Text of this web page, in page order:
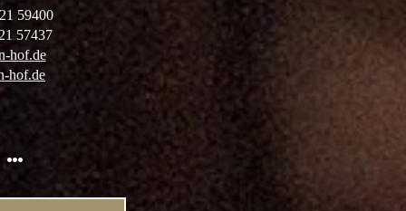
59400
57437
hof.de
hof.de